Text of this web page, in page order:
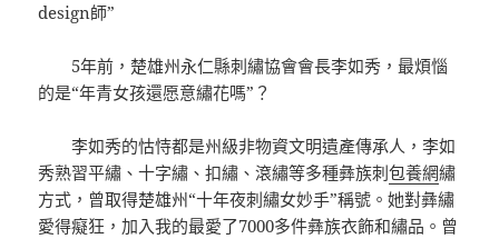
design師”
5年前，楚雄州永仁縣刺繡協會會長李如秀，最煩惱
的是“年青女孩還愿意繡花嗎”？
李如秀的怙恃都是州級非物資文明遺產傳承人，李如
秀熟習平繡、十字繡、扣繡、滾繡等多種彝族刺包養網繡
方式，曾取得楚雄州“十年夜刺繡女妙手”稱號。她對彝繡
愛得癡狂，加入我的最愛了7000多件彝族衣飾和繡品。曾